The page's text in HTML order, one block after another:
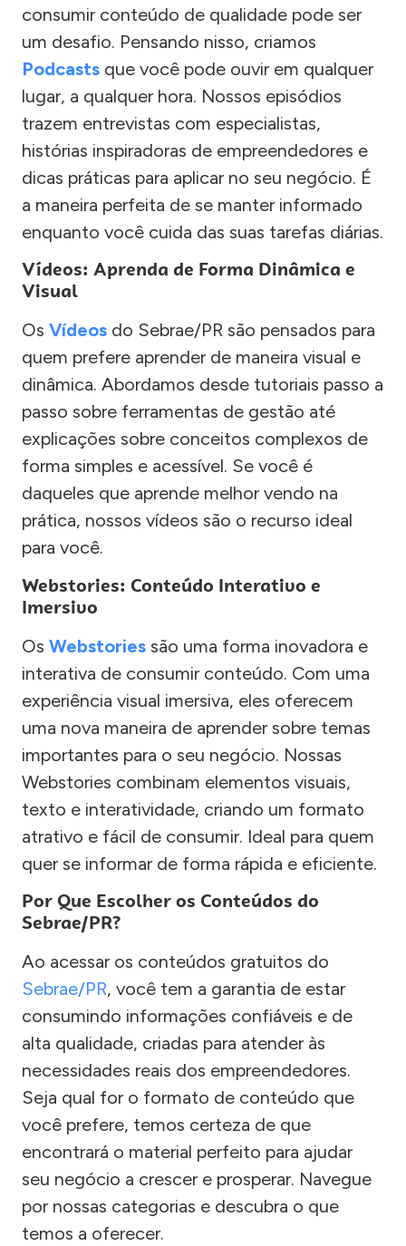
consumir conteúdo de qualidade pode ser
um desafio. Pensando nisso, criamos
Podcasts que você pode ouvir em qualquer
lugar, a qualquer hora. Nossos episódios
trazem entrevistas com especialistas,
histórias inspiradoras de empreendedores e
dicas práticas para aplicar no seu negócio. É
a maneira perfeita de se manter informado
enquanto você cuida das suas tarefas diárias.
Vídeos: Aprenda de Forma Dinâmica e
Visual
Os Vídeos do Sebrae/PR são pensados para
quem prefere aprender de maneira visual e
dinâmica. Abordamos desde tutoriais passo a
passo sobre ferramentas de gestão até
explicações sobre conceitos complexos de
forma simples e acessível. Se você é
daqueles que aprende melhor vendo na
prática, nossos vídeos são o recurso ideal
para você.
Webstories: Conteúdo Interativo e
Imersivo
Os Webstories são uma forma inovadora e
interativa de consumir conteúdo. Com uma
experiência visual imersiva, eles oferecem
uma nova maneira de aprender sobre temas
importantes para o seu negócio. Nossas
Webstories combinam elementos visuais,
texto e interatividade, criando um formato
atrativo e fácil de consumir. Ideal para quem
quer se informar de forma rápida e eficiente.
Por Que Escolher os Conteúdos do
Sebrae/PR?
Ao acessar os conteúdos gratuitos do
Sebrae/PR, você tem a garantia de estar
consumindo informações confiáveis e de
alta qualidade, criadas para atender às
necessidades reais dos empreendedores.
Seja qual for o formato de conteúdo que
você prefere, temos certeza de que
encontrará o material perfeito para ajudar
seu negócio a crescer e prosperar. Navegue
por nossas categorias e descubra o que
temos a oferecer.